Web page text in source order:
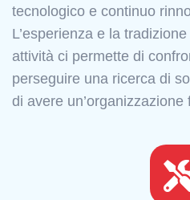
tecnologico e continuo
L’esperienza e la
attività ci permette di
perseguire una ricerca di
di avere